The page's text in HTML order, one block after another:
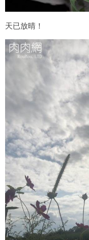
天已放晴！